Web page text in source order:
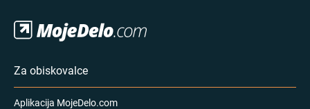
Za obiskovalce
Aplikacija MojeDelo.com